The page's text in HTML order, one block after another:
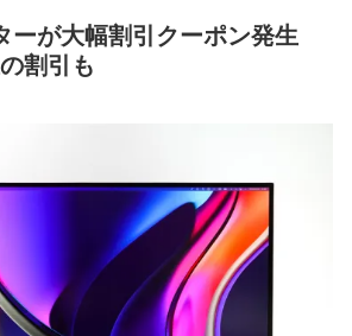
ーが大幅割引クーポン発生
割引も